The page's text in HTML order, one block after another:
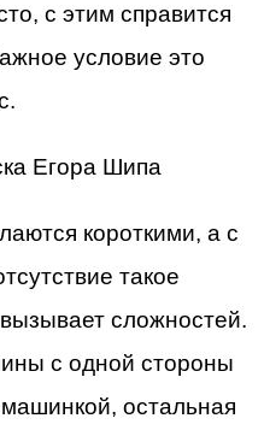
с этим справится
условие это
короткими, а с
такое
сложностей.
с одной стороны
остальная